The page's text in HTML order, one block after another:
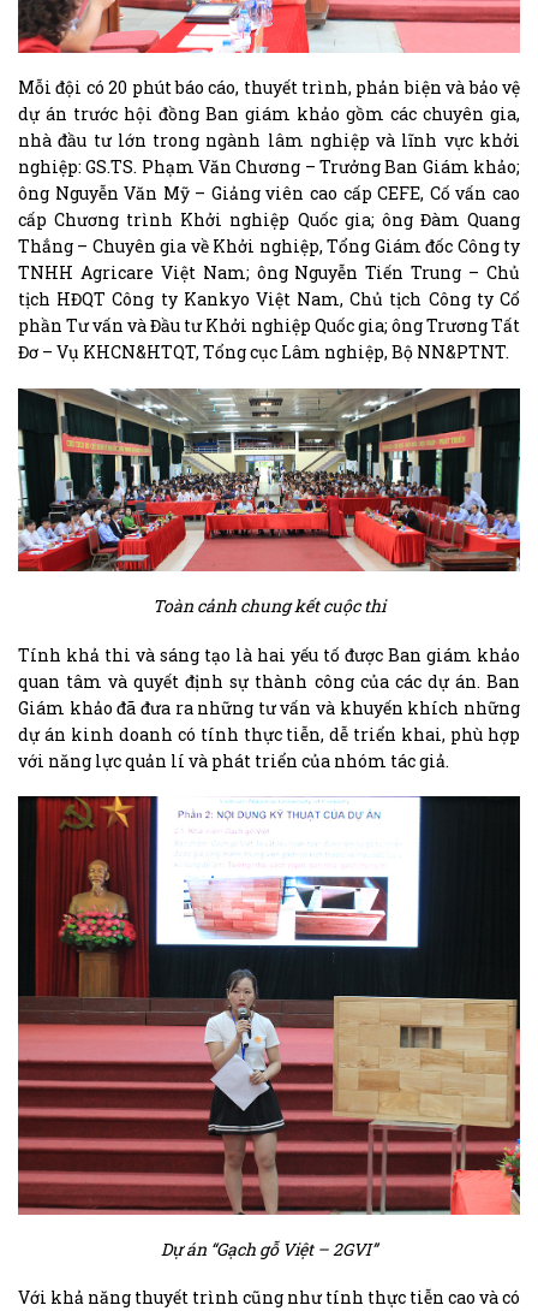
Mỗi đội có 20 phút báo cáo, thuyết trình, phản biện và bảo vệ
dự án trước hội đồng Ban giám khảo gồm các chuyên gia,
nhà đầu tư lớn trong ngành lâm nghiệp và lĩnh vực khởi
nghiệp: GS.TS. Phạm Văn Chương – Trưởng Ban Giám khảo;
ông Nguyễn Văn Mỹ – Giảng viên cao cấp CEFE, Cố vấn cao
cấp Chương trình Khởi nghiệp Quốc gia; ông Đàm Quang
Thắng – Chuyên gia về Khởi nghiệp, Tổng Giám đốc Công ty
TNHH Agricare Việt Nam; ông Nguyễn Tiến Trung – Chủ
tịch HĐQT Công ty Kankyo Việt Nam, Chủ tịch Công ty Cổ
phần Tư vấn và Đầu tư Khởi nghiệp Quốc gia; ông Trương Tất
Đơ – Vụ KHCN&HTQT, Tổng cục Lâm nghiệp, Bộ NN&PTNT.
Toàn cảnh chung kết cuộc thi
Tính khả thi và sáng tạo là hai yếu tố được Ban giám khảo
quan tâm và quyết định sự thành công của các dự án. Ban
Giám khảo đã đưa ra những tư vấn và khuyến khích những
dự án kinh doanh có tính thực tiễn, dễ triển khai, phù hợp
với năng lực quản lí và phát triển của nhóm tác giả.
Dự án “Gạch gỗ Việt – 2GVI”
Với khả năng thuyết trình cũng như tính thực tiễn cao và có